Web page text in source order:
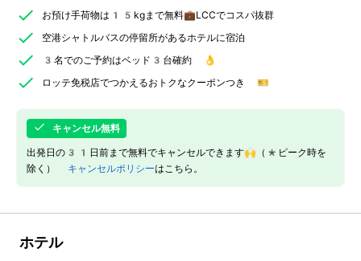
お預け手荷物は15kgまで無料💼LCCでコスパ抜群
空港シャトルバスの停留所があるホテルに宿泊
3名でのご予約はベッド3台確約 👌
ロッテ免税店でつかえるおトクなクーポンつき 🎫
キャンセル無料
出発日の31日前まで無料でキャンセルできます🙌（*ピーク時を
除く） キャンセルポリシーはこちら。
ホテル